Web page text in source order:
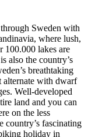
Sweden with
where lush,
100.000 lakes are
also the country’s
breathtaking
alternate with dwarf
Well-developed
land and you can
on the less
country’s fascinating
holiday in